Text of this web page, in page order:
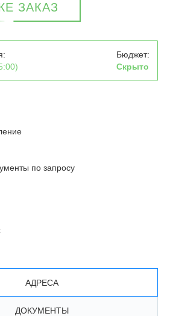
ЗАКАЗ
Бюджет:
Скрыто
по запросу
АДРЕСА
ДОКУМЕНТЫ